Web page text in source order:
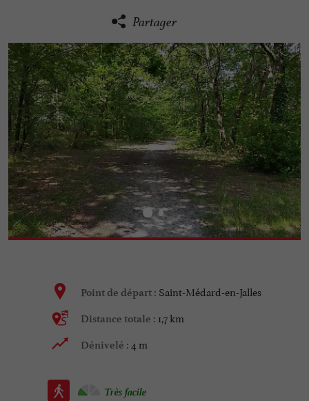
Partager
Point de départ : Saint-Médard-en-Jalles
Distance totale : 1,7 km
Dénivelé : 4 m
Très facile